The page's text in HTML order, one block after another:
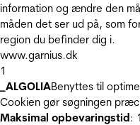
information og ændre den
måden det ser ud på, som
region du befinder dig i.
www.garnius.dk
1
_ALGOLIABenyttes til
Cookien gør søgningen
Maksimal opbevaringstid: